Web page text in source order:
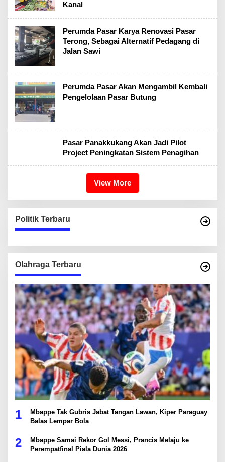
Kanal
Perumda Pasar Karya Renovasi Pasar
Terong, Sebagai Alternatif Pedagang di
Jalan Sawi
Perumda Pasar Akan Mengambil Kembali
Pengelolaan Pasar Butung
Pasar Panakkukang Akan Jadi Pilot
Project Peningkatan Sistem Penagihan
View More
Politik Terbaru
Olahraga Terbaru
1
Mbappe Tak Gubris Jabat Tangan Lawan, Kiper Paraguay
Balas Lempar Bola
2
Mbappe Samai Rekor Gol Messi, Prancis Melaju ke
Perempatfinal Piala Dunia 2026